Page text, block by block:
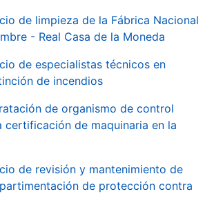
de limpieza de la Fábrica Nacional
- Real Casa de la Moneda
de especialistas técnicos en
de incendios
de organismo de control
certificación de maquinaria en la
de revisión y mantenimiento de
de protección contra